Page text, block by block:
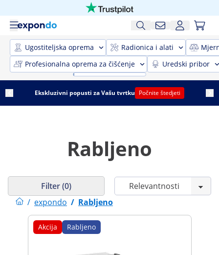
Ugostiteljska oprema Radionica i alati
Profesionalna oprema za čišćenje
Uredski pribor
Ekskluzivni popusti za Vašu tvrtku Počnite štedjeti
Rabljeno
/ expondo / Rabljeno
Filter (0)
Akcija Rabljeno